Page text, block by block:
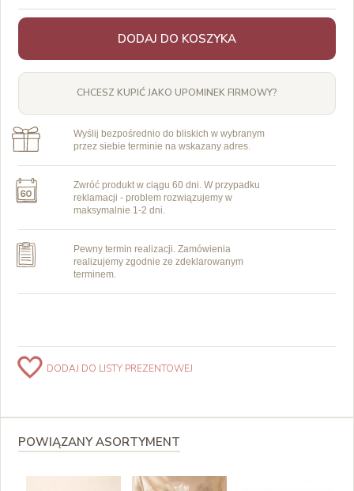
DODAJ DO KOSZYKA
CHCESZ KUPIĆ JAKO UPOMINEK FIRMOWY?
Wyślij bezpośrednio do bliskich w wybranym
przez siebie terminie na wskazany adres.
Zwróć produkt w ciągu 60 dni. W przypadku
reklamacji - problem rozwiązujemy w
maksymalnie 1-2 dni.
Pewny termin realizacji. Zamówienia
realizujemy zgodnie ze zdeklarowanym
terminem.
DODAJ DO LISTY PREZENTOWEJ
POWIĄZANY ASORTYMENT